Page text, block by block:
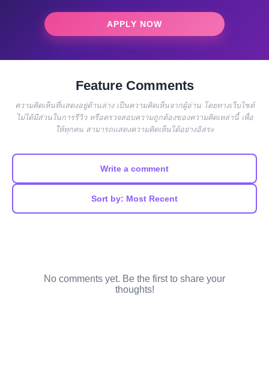
APPLY NOW
Feature Comments
ความคิดเห็นที่แสดงอยู่ด้านล่าง เป็นความคิดเห็นจากผู้อ่าน โดยทางเว็บไซต์
ไม่ได้มีส่วนในการรีวิว หรือตรวจสอบความถูกต้องของความคิดเหล่านี้ เพื่อ
ให้ทุกคน สามารถแสดงความคิดเห็นได้อย่างอิสระ
Write a comment
Sort by: Most Recent
No comments yet. Be the first to share your
thoughts!